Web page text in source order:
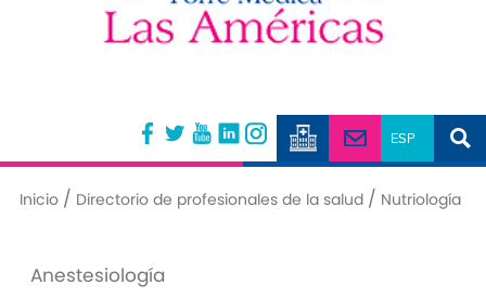
Inicio/ Directorio de profesionales de la salud/ Nutriología
Anestesiología